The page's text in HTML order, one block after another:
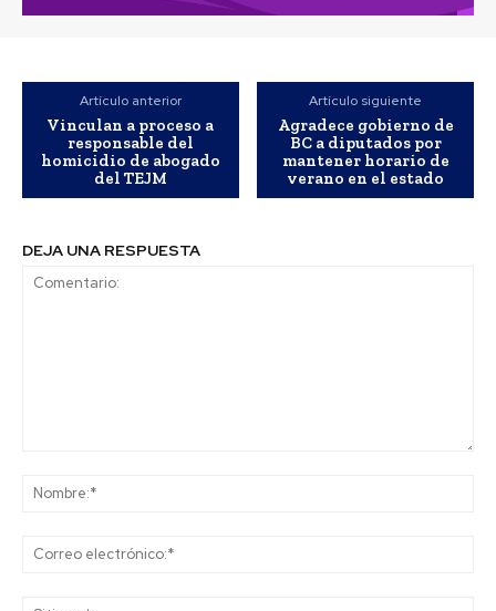
Artículo anterior
Vinculan a proceso a
responsable del
homicidio de abogado
del TEJM
Artículo siguiente
Agradece gobierno de
BC a diputados por
mantener horario de
verano en el estado
DEJA UNA RESPUESTA